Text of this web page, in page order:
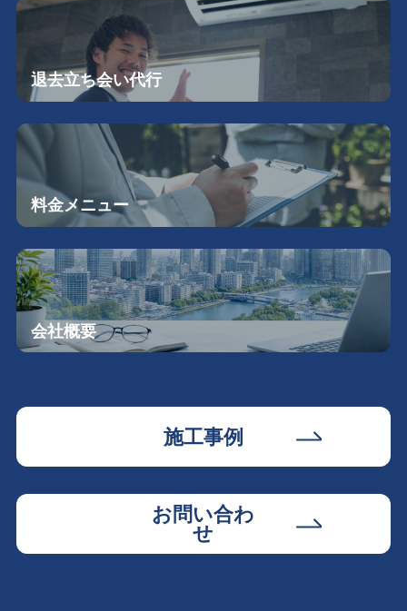
退去立ち会い代行
料金メニュー
会社概要
施工事例
お問い合わ
せ